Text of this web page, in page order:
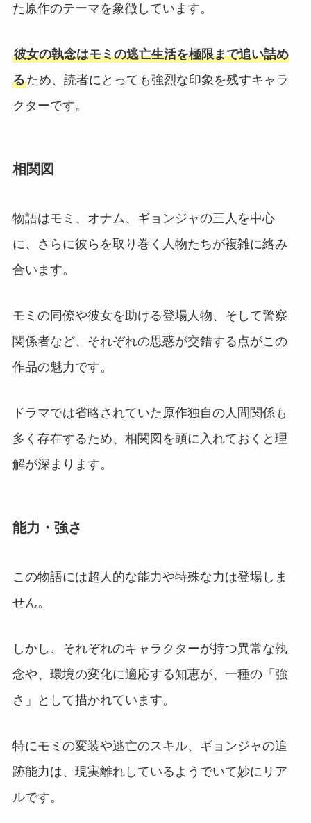
た原作のテーマを象徴しています。
彼女の執念はモミの逃亡生活を極限まで追い詰め
るため、読者にとっても強烈な印象を残すキャラ
クターです。
相関図
物語はモミ、オナム、ギョンジャの三人を中心
に、さらに彼らを取り巻く人物たちが複雑に絡み
合います。
モミの同僚や彼女を助ける登場人物、そして警察
関係者など、それぞれの思惑が交錯する点がこの
作品の魅力です。
ドラマでは省略されていた原作独自の人間関係も
多く存在するため、相関図を頭に入れておくと理
解が深まります。
能力・強さ
この物語には超人的な能力や特殊な力は登場しま
せん。
しかし、それぞれのキャラクターが持つ異常な執
念や、環境の変化に適応する知恵が、一種の「強
さ」として描かれています。
特にモミの変装や逃亡のスキル、ギョンジャの追
跡能力は、現実離れしているようでいて妙にリア
ルです。